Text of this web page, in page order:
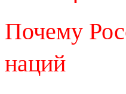
Почему
наций